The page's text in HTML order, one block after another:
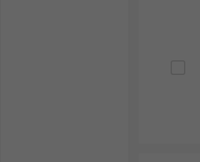
อายุการใช้งาน หากระบบต้องรับ
ระยะชัก (Stroke Length) : ระย
ช่วง แต่หากเลือกยาวเกินความจ
ความเร็วในการเคลื่อนที่ : บางง
ตำแหน่งหรือเครื่องมือวิเคราะห์
แรงดันไฟฟ้า : Electric Linear
กว่านั้นมักใช้ในงานอุตสาหกรรม